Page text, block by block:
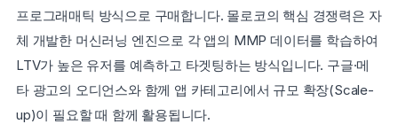
프로그래매틱 방식으로 구매합니다. 몰로코의 핵심 경쟁력은 자
체 개발한 머신러닝 엔진으로 각 앱의 MMP 데이터를 학습하여
LTV가 높은 유저를 예측하고 타겟팅하는 방식입니다. 구글·메
타 광고의 오디언스와 함께 앱 카테고리에서 규모 확장(Scale-
up)이 필요할 때 함께 활용됩니다.